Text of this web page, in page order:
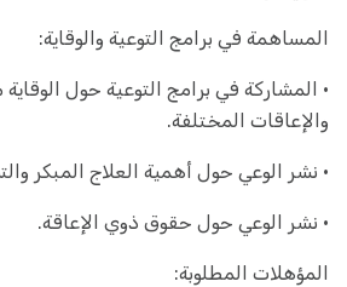
المساهمة في برامج التوعية والوقاية:
• المشاركة في برامج التوعية حول
والإعاقات المختلفة.
• نشر الوعي حول أهمية العلاج المبكر
• نشر الوعي حول حقوق ذوي الإعاقة.
المؤهلات المطلوبة: